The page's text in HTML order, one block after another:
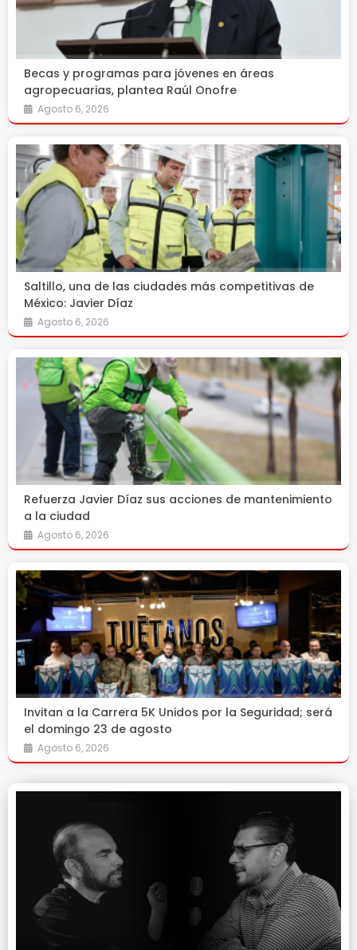
Becas y programas para jóvenes en áreas
agropecuarias, plantea Raúl Onofre
Agosto 6, 2026
Saltillo, una de las ciudades más competitivas de
México: Javier Díaz
Agosto 6, 2026
Refuerza Javier Díaz sus acciones de mantenimiento
a la ciudad
Agosto 6, 2026
Invitan a la Carrera 5K Unidos por la Seguridad; será
el domingo 23 de agosto
Agosto 6, 2026